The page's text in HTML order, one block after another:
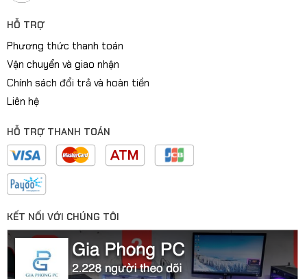
HỖ TRỢ
Phương thức thanh toán
Vận chuyển và giao nhận
Chính sách đổi trả và hoàn tiền
Liên hệ
HỖ TRỢ THANH TOÁN
KẾT NỐI VỚI CHÚNG TÔI